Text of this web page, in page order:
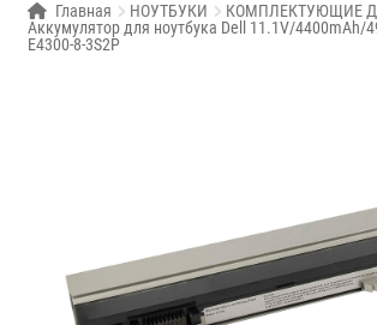
Главная НОУТБУКИ
КОМПЛЕКТУЮЩИЕ
Аккумулятор для ноутбука Dell 11.1V/4400mAh/
E4300-8-3S2P